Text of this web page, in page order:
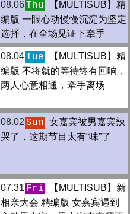
08.06Thu
【MULTISUB】精
编版 一眼心动慢慢沉淀为坚定
选择，在全场见证下牵手
08.04Tue
【MULTISUB】精
编版 不将就的等待终有回响，
两人心意相通，牵手离场
08.02 Sun 女嘉宾被男嘉宾辣
哭了，这期节目太有“味”了
07.31 Fri
【MULTISUB】新
相亲大会 精编版 女嘉宾遇到